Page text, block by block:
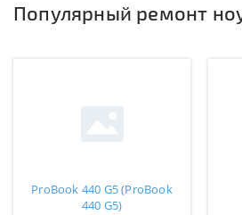
Популярный ремонт
ProBook 440 G5 (ProBook
440 G5)